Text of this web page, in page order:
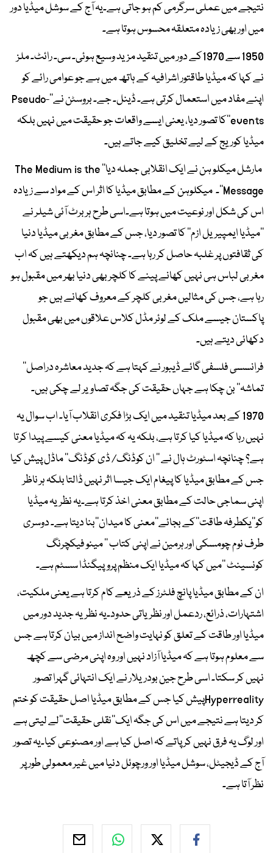
نتیجے میں عملی سرگرمی کم ہو جاتی ہے۔یہ آج کے سوشل میڈیا دور
میں اور بھی زیادہ متعلقہ محسوس ہوتا ہے۔
1950 سے 1970کے دور میں تنقید مزید وسیع ہوئی۔ سی۔ رائٹ۔ ملز
نے کہا کہ میڈیا طاقتور اشرافیہ کے ہاتھ میں ہے جو عوامی رائے کو
اپنے مفاد میں استعمال کرتی ہے۔ ڈینل۔ جے۔ بروسٹن نے‘‘Pseudo-
events’’کا تصور دیا، یعنی ایسے واقعات جو حقیقت میں نہیں بلکہ
میڈیا کوریج کے لیے تخلیق کیے جاتے ہیں۔
مارشل میکلو ہن نے ایک انقلابی جملہ دیا’’ The Medium is the
Message‘‘۔ میکلوہن کے مطابق میڈیا کا اثر اس کے مواد سے زیادہ
اس کی شکل اور نوعیت میں ہوتا ہے۔اسی طرح ہربرٹ آئی شیلر نے
’’میڈیا ایمپیریل ازم‘‘ کا تصور دیا، جس کے مطابق مغربی میڈیا دنیا
کی ثقافتوں پر غلبہ حاصل کر رہا ہے۔ چنانچہ ہم دیکھتے ہیں کہ اب
مغربی لباس ہی نہیں کھانے پینے کا کلچر بھی دنیا بھر میں مقبول ہو
رہا ہے، جس کی مثالیں مغربی کلچر کے معروف کھانے ہیں جو
پاکستان جیسے ملک کے لوئر مڈل کلاس علاقوں میں بھی مقبول
دکھائی دیتے ہیں۔
فرانسسی فلسفی گائے ڈیبور نے کہتا ہے کہ جدید معاشرہ دراصل’’
تماشہ‘‘ بن چکا ہے جہاں حقیقت کی جگہ تصاویر لے چکی ہیں۔
1970 کے بعد میڈیا تنقید میں ایک بڑا فکری انقلاب آیا۔ اب سوال یہ
نہیں رہا کہ میڈیا کیا کرتا ہے، بلکہ یہ کہ میڈیا معنی کیسے پیدا کرتا
ہے؟ چنانچہ اسٹورٹ ہال نے ’’ ان کوڈنگ/ ڈی کوڈنگ‘‘ ماڈل پیش کیا
جس کے مطابق میڈیا کا پیغام ایک جیسا اثر نہیں ڈالتا بلکہ ہر ناظر
اپنی سماجی حالت کے مطابق معنی اخذ کرتا ہے۔یہ نظریہ میڈیا
کو’’یکطرفہ طاقت‘‘کے بجائے’’معنی کا میدان‘‘بنا دیتا ہے۔ دوسری
طرف نوم چومسکی اور ہرمین نے اپنی کتاب ’’ مینو فیکچرنگ
کونسینٹ ‘‘میں کہا کہ میڈیا ایک منظم پروپیگنڈا سسٹم ہے۔
ان کے مطابق میڈیا پانچ فلٹرز کے ذریعے کام کرتا ہے یعنی ملکیت،
اشتہارات، ذرائع، ردعمل اور نظریاتی حدود۔یہ نظریہ جدید دور میں
میڈیا اور طاقت کے تعلق کو نہایت واضح انداز میں بیان کرتا ہے جس
سے معلوم ہوتا ہے کہ میڈیا آزاد نہیں اور وہ اپنی مرضی سے کچھ
نہیں کر سکتا۔ اسی طرح جین بودریلار نے ایک انتہائی گہرا تصور
Hyperrealityپیش کیا جس کے مطابق میڈیا اصل حقیقت کو ختم
کر دیتا ہے نتیجے میں اس کی جگہ ایک’’نقلی حقیقت‘‘لے لیتی ہے
اور لوگ یہ فرق نہیں کر پاتے کہ اصل کیا ہے اور مصنوعی کیا۔یہ تصور
آج کے ڈیجیٹل، سوشل میڈیا اور ورچوئل دنیا میں غیر معمولی طور پر
نظر آتا ہے۔